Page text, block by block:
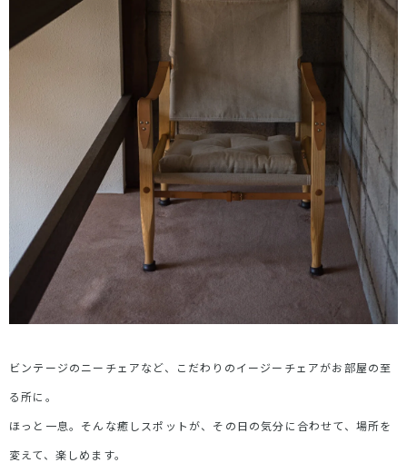
ビンテージのニーチェアなど、こだわりのイージーチェアがお部屋の至
る所に。
ほっと一息。そんな癒しスポットが、その日の気分に合わせて、場所を
変えて、楽しめます。